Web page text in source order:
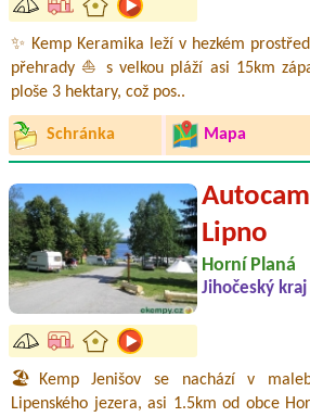
✨ Kemp Keramika leží v hezkém
přehrady ⛵ s velkou pláží asi 15km
ploše 3 hektary, což pos..
Schránka Mapa
Lipno
Horní Planá
Jihočeský kraj
🏖️Kemp Jenišov se nachází v
Lipenského jezera, asi 1.5km od obce